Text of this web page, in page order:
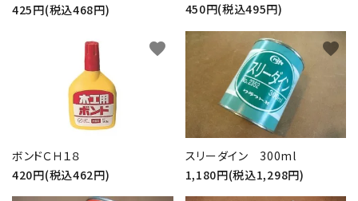
425円(税込468円)
450円(税込495円)
ボンドＣＨ１８
420円(税込462円)
favorite
スリーダイン 300ml
1,180円(税込1,298円)
favorite